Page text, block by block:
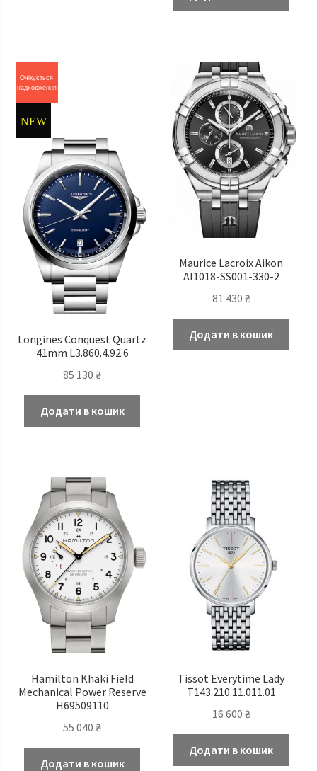
Очікується
надходження
NEW
Longines Conquest Quartz
41mm L3.860.4.92.6
85 130₴
Додати в кошик
Maurice Lacroix Aikon
AI1018-SS001-330-2
81 430 ₴
Додати в кошик
Hamilton Khaki Field
Mechanical Power Reserve
H69509110
55 040₴
Додати в кошик
Tissot Everytime Lady
T143.210.11.011.01
16 600 ₴
Додати в кошик